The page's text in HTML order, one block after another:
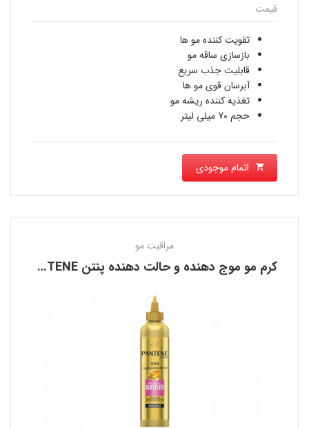
قیمت
تقویت کننده مو ها
بازسازی ساقه مو
قابلیت جذب سریع
آبرسان قوی مو ها
تغذیه کننده ریشه مو
حجم 70 میلی لیتر
اتمام موجودی
مراقبت مو
کرم مو موج دهنده و حالت دهنده پنتن PANTENE